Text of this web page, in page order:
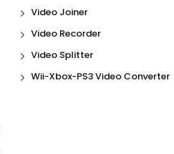
Video Joiner
Video Recorder
Video Splitter
Wii-Xbox-PS3 Video Converter